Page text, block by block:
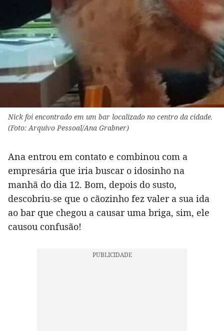
Nick foi encontrado em um bar localizado no centro da cidade.
(Foto: Arquivo Pessoal/Ana Grabner)
Ana entrou em contato e combinou com a
empresária que iria buscar o idosinho na
manhã do dia 12. Bom, depois do susto,
descobriu-se que o cãozinho fez valer a sua ida
ao bar que chegou a causar uma briga, sim, ele
causou confusão!